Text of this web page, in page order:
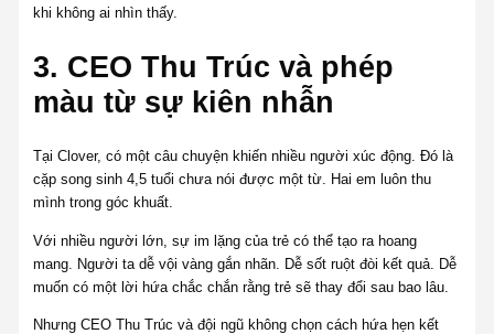
khi không ai nhìn thấy.
3. CEO Thu Trúc và phép
màu từ sự kiên nhẫn
Tại Clover, có một câu chuyện khiến nhiều người xúc động. Đó là
cặp song sinh 4,5 tuổi chưa nói được một từ. Hai em luôn thu
mình trong góc khuất.
Với nhiều người lớn, sự im lặng của trẻ có thể tạo ra hoang
mang. Người ta dễ vội vàng gắn nhãn. Dễ sốt ruột đòi kết quả. Dễ
muốn có một lời hứa chắc chắn rằng trẻ sẽ thay đổi sau bao lâu.
Nhưng CEO Thu Trúc và đội ngũ không chọn cách hứa hẹn kết